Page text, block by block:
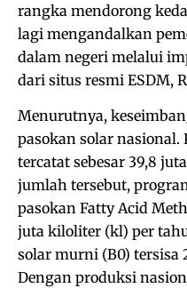
rangka mendorong
lagi mengandalkan
dalam negeri melalui
dari situs resmi ESDM,
Menurutnya,
pasokan solar
tercatat sebesar 39,8
jumlah tersebut,
pasokan Fatty Acid
juta kiloliter (kl) per
solar murni (B0) tersisa
Dengan produksi